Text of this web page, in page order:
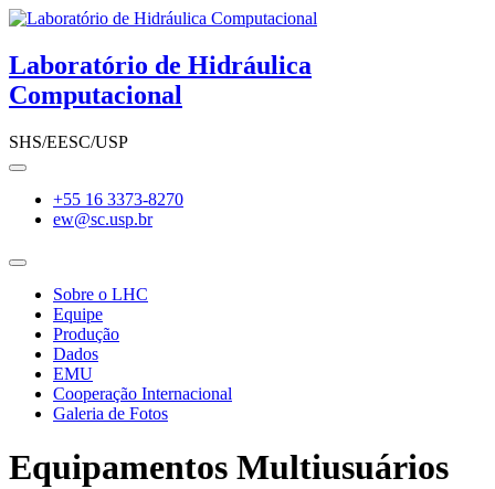
Skip
content
Laboratório de Hidráulica
Computacional
SHS/EESC/USP
+55 16 3373-8270
ew@sc.usp.br
Sobre o LHC
Equipe
Produção
Dados
EMU
Cooperação Internacional
Galeria de Fotos
Equipamentos Multiusuários